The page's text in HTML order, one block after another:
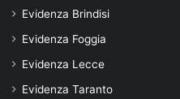
Evidenza Brindisi
Evidenza Foggia
Evidenza Lecce
Evidenza Taranto